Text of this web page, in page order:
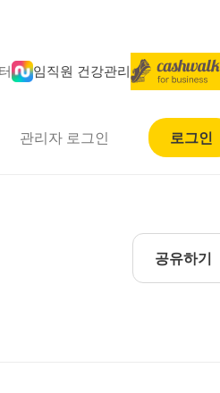
임직원 건강관리
관리자 로그인 로그인
공유하기